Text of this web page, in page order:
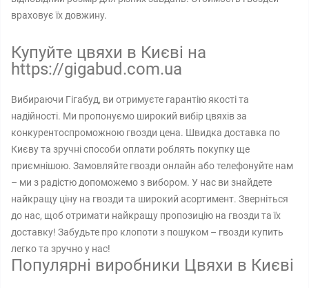
враховує їх довжину.
Купуйте цвяхи в Києві на
https://gigabud.com.ua
Вибираючи Гігабуд, ви отримуєте гарантію якості та
надійності. Ми пропонуємо широкий вибір цвяхів за
конкурентоспроможною гвозди цена. Швидка доставка по
Києву та зручні способи оплати роблять покупку ще
приємнішою. Замовляйте гвозди онлайн або телефонуйте нам
– ми з радістю допоможемо з вибором. У нас ви знайдете
найкращу ціну на гвозди та широкий асортимент. Зверніться
до нас, щоб отримати найкращу пропозицію на гвозди та їх
доставку! Забудьте про клопоти з пошуком – гвозди купить
легко та зручно у нас!
Популярні виробники Цвяхи в Києві